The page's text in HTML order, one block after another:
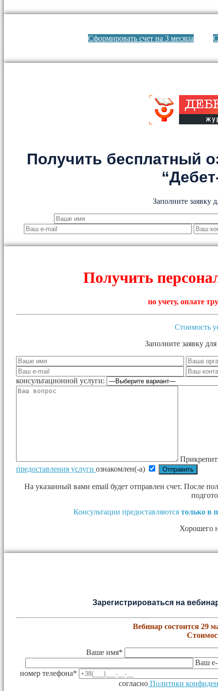
Сформировать счет на 3 месяца
Получить бесплатный
Заполните заявку
Получить
по учету, оплате
Стоимость
Заполните заявку
консультационной услуги:
предоставления услуги ознакомлен(-а)
На указанный вами email будет отправлен счет. После
Консультации предоставляются только в
Хорошего
Зарегистрироваться на
Вебинар состоится 29
Ваше имя*
Ваш
номер телефона*
согласно Политики